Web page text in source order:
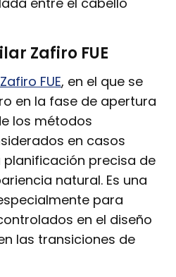
Zafiro FUE
FUE, en el que se
en la fase de apertura
los métodos
en casos
precisa de
natural. Es una
para
en el diseño
las transiciones de